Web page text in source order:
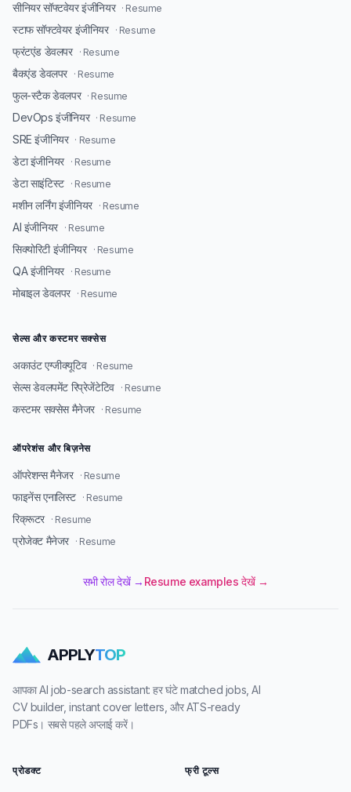
सीनियर सॉफ्टवेयर इंजीनियर · Resume
स्टाफ सॉफ्टवेयर इंजीनियर · Resume
फ्रंटएंड डेवलपर · Resume
बैकएंड डेवलपर · Resume
फुल-स्टैक डेवलपर · Resume
DevOps इंजीनियर · Resume
SRE इंजीनियर · Resume
डेटा इंजीनियर · Resume
डेटा साइंटिस्ट · Resume
मशीन लर्निंग इंजीनियर · Resume
AI इंजीनियर · Resume
सिक्योरिटी इंजीनियर · Resume
QA इंजीनियर · Resume
मोबाइल डेवलपर · Resume
सेल्स और कस्टमर सक्सेस
अकाउंट एग्जीक्यूटिव · Resume
सेल्स डेवलपमेंट रिप्रेजेंटेटिव · Resume
कस्टमर सक्सेस मैनेजर · Resume
ऑपरेशंस और बिज़नेस
ऑपरेशन्स मैनेजर · Resume
फाइनेंस एनालिस्ट · Resume
रिक्रूटर · Resume
प्रोजेक्ट मैनेजर · Resume
सभी रोल देखें → Resume examples देखें →
APPLYTOP
आपका AI job-search assistant: हर घंटे matched jobs, AI
CV builder, instant cover letters, और ATS-ready
PDFs। सबसे पहले अप्लाई करें।
प्रोडक्ट फ्री टूल्स